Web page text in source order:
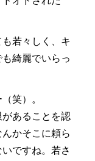
若々しく、キ
綺麗でいらっ
笑）。
あることを認
かそこに頼ら
ですね。若さ